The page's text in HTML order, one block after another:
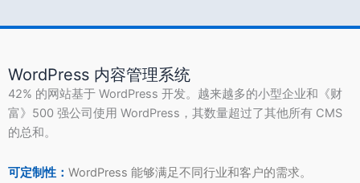
WordPress 内容管理系统
42% 的网站基于 WordPress 开发。越来越多的小型企业和《财
富》500 强公司使用 WordPress，其数量超过了其他所有 CMS
的总和。
可定制性： WordPress 能够满足不同行业和客户的需求。